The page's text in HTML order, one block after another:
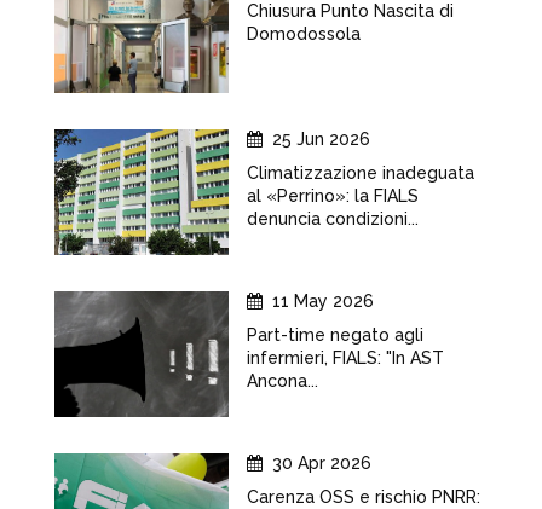
Chiusura Punto Nascita di
Domodossola
25 Jun 2026
Climatizzazione inadeguata
al «Perrino»: la FIALS
denuncia condizioni...
11 May 2026
Part-time negato agli
infermieri, FIALS: "In AST
Ancona...
30 Apr 2026
Carenza OSS e rischio PNRR: